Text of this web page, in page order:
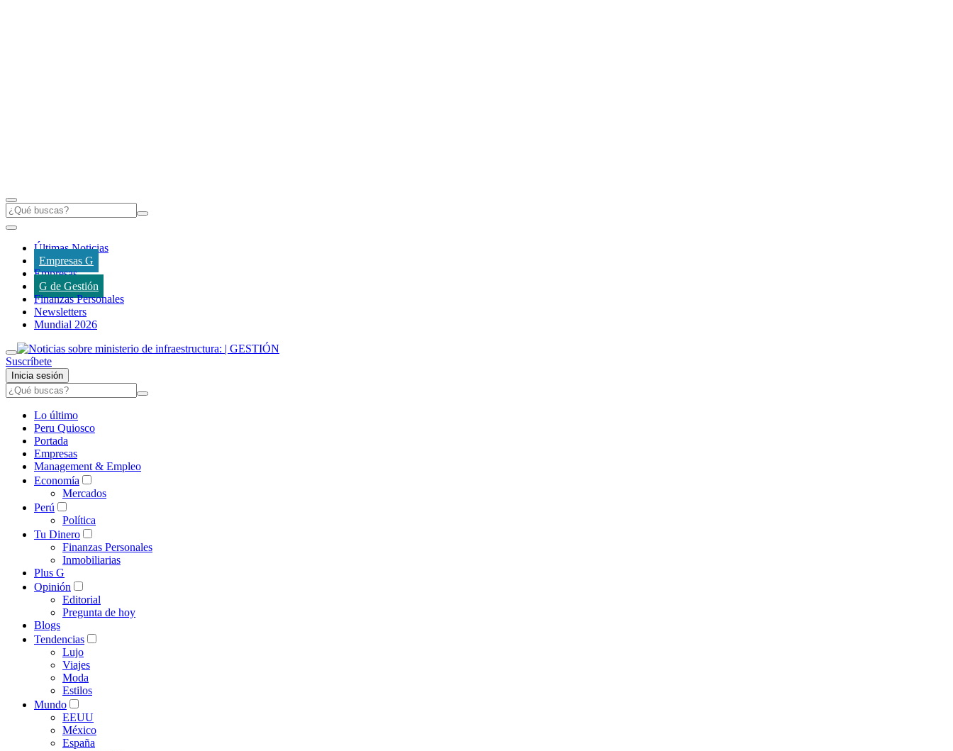
Últimas Noticias
Empresas G
Empresas
G de Gestión
Finanzas Personales
Newsletters
Mundial 2026
Suscríbete
Inicia sesión
Lo último
Peru Quiosco
Portada
Empresas
Management & Empleo
Economía
Mercados
Perú
Política
Tu Dinero
Finanzas Personales
Inmobiliarias
Plus G
Opinión
Editorial
Pregunta de hoy
Blogs
Tendencias
Lujo
Viajes
Moda
Estilos
Mundo
EEUU
México
España